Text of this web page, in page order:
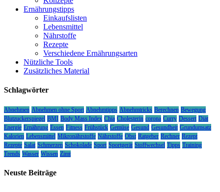
Ernährungstipps
Einkaufslisten
Lebensmittel
Nährstoffe
Rezepte
Verschiedene Ernährungsarten
Nützliche Tools
Zusätzliches Material
Schlagwörter
Abnehmen Abnehmen ohne Sport Abnehmtipps Abnehmtricks Berechnen Bewegung
Blutzuckerspiegel BMI Body Mass Index Chia Cholesterin corona Curry Dessert Diät
Energie Ernährung Essen Fitness Frühstück Gemüse Gesund Gesundheit Grundumsatz
Kalorien Lebensmittel Mikronährstoffe Nährstoffe Obst Ratgeber Rechner Rezept
Rezepte Salat Schmerzen Schokolade Sport Sportgerät Stoffwechsel Tipps Training
Trends Wasser Wissen Zimt
Neuste Beiträge